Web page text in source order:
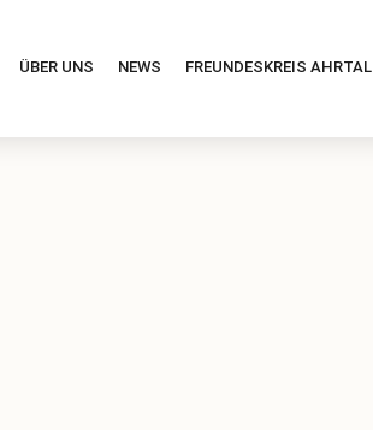
ÜBER UNS NEWS FREUNDESKREIS AHRTAL